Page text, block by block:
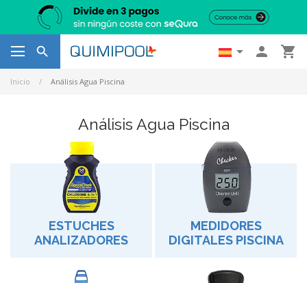
   
Inicio Análisis Agua Piscina
Análisis Agua Piscina
ESTUCHES
ANALIZADORES
MEDIDORES
DIGITALES PISCINA